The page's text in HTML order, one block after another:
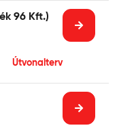
96 Kft.)
Útvonalterv